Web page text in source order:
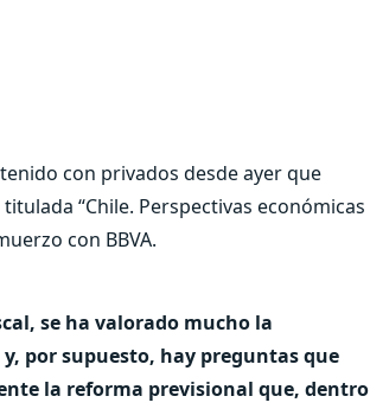
con privados desde ayer que
“Chile. Perspectivas económicas
con BBVA.
se ha valorado mucho la
por supuesto, hay preguntas que
la reforma previsional que, dentro